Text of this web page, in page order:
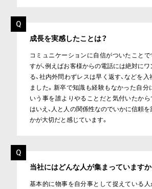
成長を実感したことは？
コミュニケーションに自信がついたことで
すが、例えばお客様からの電話には絶対に
る、社内外問わずレスは早く返す、などを
ました。新卒で知識も経験もなかった自分
いう事を誰よりやることだと気付いたから
はいえ、人と人の関係性なのでいかに信頼
かが大切だと感じています。
当社にはどんな人が集まっていますか
基本的に物事を自分事として捉えている人